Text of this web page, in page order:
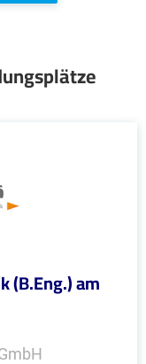
(B.Eng.) am